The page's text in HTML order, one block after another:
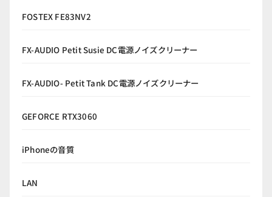
FOSTEX FE83NV2
FX-AUDIO Petit Susie DC電源ノイズクリーナー
FX-AUDIO- Petit Tank DC電源ノイズクリーナー
GEFORCE RTX3060
iPhoneの音質
LAN